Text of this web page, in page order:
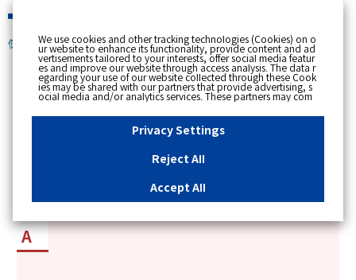
個人のお客さま
[ トップへ戻る ]
カテゴリー表示
更新日時 : 2026/03/16 18:19
myTOKYOGASの電話認証で、画面が切り替わら
ない時の対応方法を知りたい。
We use cookies and other tracking technologies (Cookies) on o
ur website to enhance its functionality, provide content and ad
vertisements tailored to your interests, offer social media featur
es and improve our website through access analysis. The data r
egarding your use of our website collected through these Cook
ies may be shared with our partners that provide advertising, s
ocial media and/or analytics services. These partners may com
bine the data shared by us with other data that you have provi
ded to them or that they have collected from your use of their s
ervices or other websites to analyse and optimise advertisemen
ts delivered to you by businesses other than us on the internet.
essary Cookies, please click "Reject All". If you agree to the use
of all Cookies, please click "Accept All". To select your preferen
u can change your consent or rejection settings at any time by c
"Privacy Settings"button on this banner or through y
our browser's "Settings". For more information regarding the pr
site, please refer to the link below.Cookies DetailsPrivacy Polic
y
Privacy Settings
Reject All
Accept All